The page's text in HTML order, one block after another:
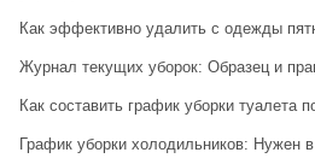
Как эффективно удалить с одежды
Журнал текущих уборок: Образец и
Как составить график уборки туалета
График уборки холодильников: Нужен